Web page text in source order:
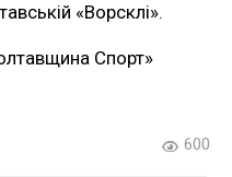
«Ворсклі».
Спорт»
600